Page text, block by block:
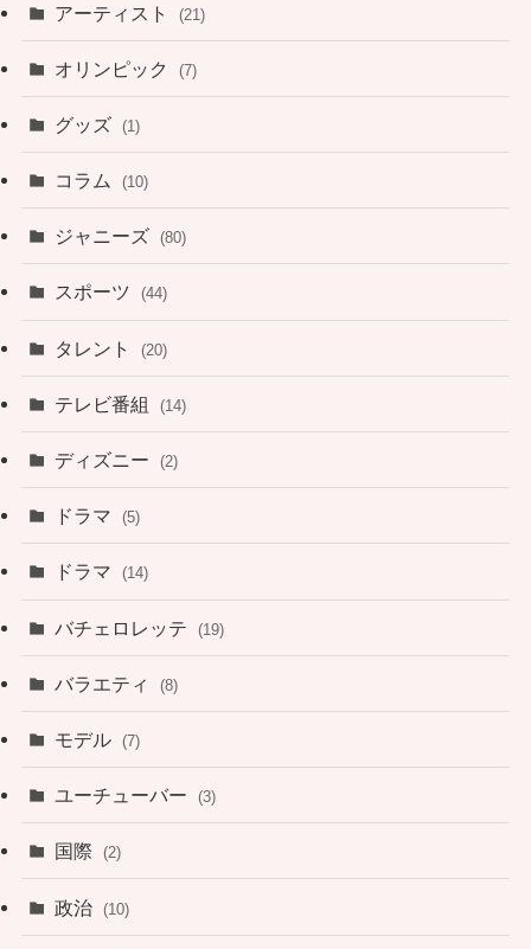
アーティスト (21)
オリンピック (7)
グッズ (1)
コラム (10)
ジャニーズ (80)
スポーツ (44)
タレント (20)
テレビ番組 (14)
ディズニー (2)
ドラマ (5)
ドラマ (14)
バチェロレッテ (19)
バラエティ (8)
モデル (7)
ユーチューバー (3)
国際 (2)
政治 (10)